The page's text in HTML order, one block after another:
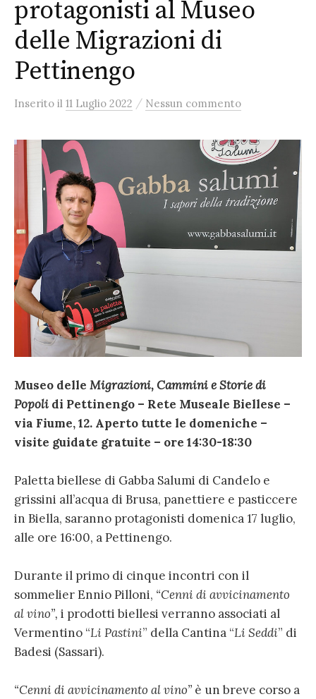
protagonisti al Museo
delle Migrazioni di
Pettinengo
Inserito il 11 Luglio 2022 / Nessun commento
Museo delle Migrazioni, Cammini e Storie di
Popoli di Pettinengo – Rete Museale Biellese –
via Fiume, 12. Aperto tutte le domeniche –
visite guidate gratuite – ore 14:30-18:30
Paletta biellese di Gabba Salumi di Candelo e
grissini all’acqua di Brusa, panettiere e pasticcere
in Biella, saranno protagonisti domenica 17 luglio,
alle ore 16:00, a Pettinengo.
Durante il primo di cinque incontri con il
sommelier Ennio Pilloni, “Cenni di avvicinamento
al vino”, i prodotti biellesi verranno associati al
Vermentino “Li Pastini” della Cantina “Li Seddi” di
Badesi (Sassari).
“Cenni di avvicinamento al vino” è un breve corso a